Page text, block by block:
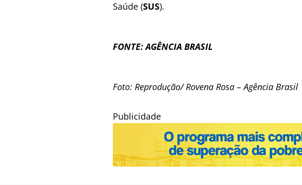
Saúde (SUS).
FONTE: AGÊNCIA BRASIL
Foto: Reprodução/Rovena Rosa – Agência Brasil
Publicidade